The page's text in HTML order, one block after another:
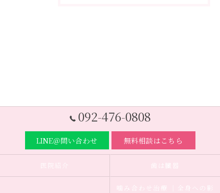
092-476-0808
LINE＠問い合わせ 無料相談はこちら
医院紹介 歯は臓器
噛み合わせ治療 ｜全身への影